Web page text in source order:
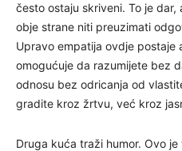
često ostaju skriveni. To je
obje strane niti preuzimati
Upravo empatija ovdje postaje
omogućuje da razumijete bez
odnosu bez odricanja od
gradite kroz žrtvu, već kroz
Druga kuća traži humor. Ovo